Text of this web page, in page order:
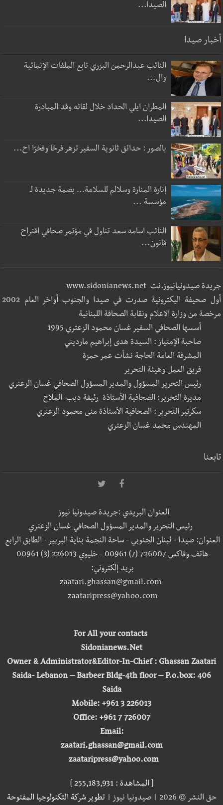
الصيدا...
أخبار صيدا
النائب عبدالرحمن البزري تابع الملفات الإنمائية
وال...
المطران ايلي الحداد خلال لقائه وفد المبادرة
الصيدا...
بالصور : حدائق ثانوية السفير تزهر فرحًا وفخرًا اح...
إنارة المنارة وسلالم للسلامة… بصمة جديدة لـ
مؤسسة ...
النائب اسامه سعد تناول في مؤتمر صحافي اقتراح
قانون...
جريدة صيدونيانيوز.نت www.sidonianews.net
أول صحيفة اليكترونية صدرت في صيدا والجنوب أواخر العام 2002
مرخصة من وزارة الاعلام ونقابة الصحافة اللبنانية
أسسها الصحافي السفير غسان محمود الزعتري 1995
صاحبة الإمتياز : السيدة هدى إبراهيم مارديني
المشرفة العامة الحاجة نشأت عمر حمزة
فريق العمل وهيئة التحرير
رئيس التحرير المسؤول والمدير المسؤول الصحافي غسان الزعتري
مديرة التحرير: الصحافية الأستاذة رئيفة ديب الملاح
سكرتير التحرير : الصحافية الأستاذة منى محمود الزعتري
المهندس محمد غسان الزعتري
تابعنا
العنوان البريدي :جريدة صيدونيا نيوز
رئيس التحرير والمدير المسؤول الصحافي غسان الزعتري
العنوان: صيدا - لبنان الجنوبي - ساحة النجمة بناية البربير - الطابق الرابع
هاتف وفاكس 726007 (7) 00961 - خليوي 226013 (3) 00961
بريد إلكتروني:
zaatari.ghassan@gmail.com
zaataripress@yahoo.com
For All your contacts
Sidonianews.Net
Owner & Administrator&Editor-In-Chief : Ghassan Zaatari
Saida- Lebanon – Barbeer Bldg-4th floor – P.o.box: 406
Saida
Mobile: +961 3 226013
Office: +961 7 726007
Email:
zaatari.ghassan@gmail.com
zaataripress@yahoo.com
[ المشاهدة : 255,183,931 ]
حق النشر © 2026 | صيدونيا نيوز |
تطوير شركة التكنولوجيا المفتوحة